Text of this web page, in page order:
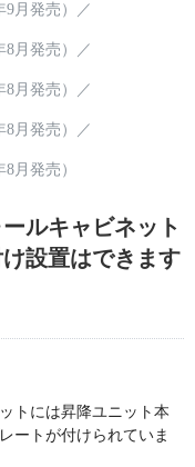
月発売）
／
月発売）
／
月発売）
／
月発売）
／
月発売）
ルキャビネット
設置はできます
トには昇降ユニット本
ートが付けられていま